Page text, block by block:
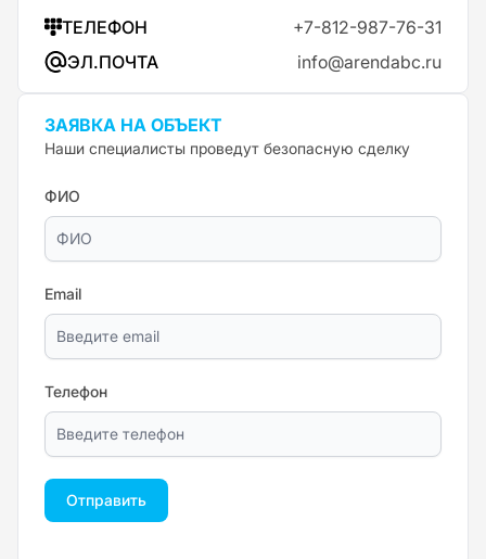
ТЕЛЕФОН
+7-812-987-76-31
ЭЛ.ПОЧТА
info@arendabc.ru
ЗАЯВКА НА ОБЪЕКТ
Наши специалисты проведут безопасную сделку
ФИО
Email
Телефон
Отправить